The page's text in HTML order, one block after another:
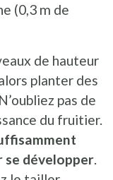
(0,3 m de
de hauteur
planter des
pas de
du fruitier.
se développer.